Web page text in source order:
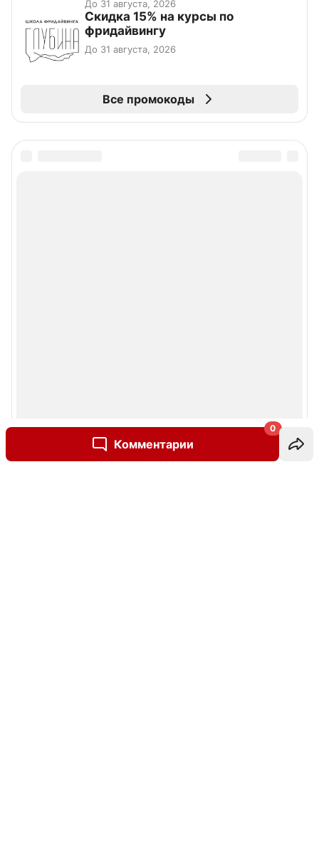
Комментарии
0
До 31 августа, 2026
Скидка 15% на курсы по
фридайвингу
До 31 августа, 2026
Все промокоды